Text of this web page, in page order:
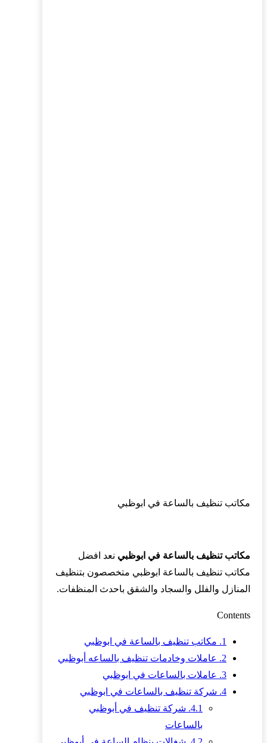
مكاتب تنظيف بالساعة في ابوظبي
مكاتب تنظيف بالساعة في ابوظبي نعد افضل
مكاتب تنظيف بالساعة ابوظبي متخصصون بتنظيف
المنازل والفلل والسجاد والشقق باحدث المنظفات.
Contents
1. مكاتب تنظيف بالساعة في ابوظبي
2. عاملات وخادمات تنظيف بالساعه أبوظبي
3. عاملات بالساعات في ابوظبي
4. شركة تنظيف بالساعات في ابوظبي
4.1. شركة تنظيف في أبوظبي
بالساعات